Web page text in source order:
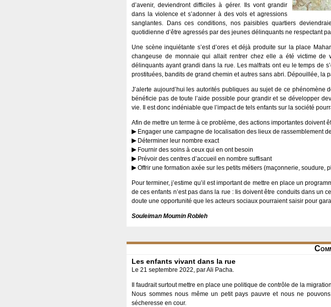
d’avenir, deviendront difficiles à gérer. Ils vont grandir
dans la violence et s’adonner à des vols et agressions
sanglantes. Dans ces conditions, nos paisibles quartiers
quotidienne d’être agressés par des jeunes délinquants ne respectant
Une scène inquiétante s’est d’ores et déjà produite sur la place
changeuse de monnaie qui allait rentrer chez elle a été victime
délinquants ayant grandi dans la rue. Les malfrats ont eu le temps de
prostituées, bandits de grand chemin et autres sans abri. Dépouillée, la
J’alerte aujourd’hui les autorités publiques au sujet de ce
bénéficie pas de toute l’aide possible pour grandir et se développer
vie. Il est donc indéniable que l’impact de tels enfants sur la société
Afin de mettre un terme à ce problème, des actions importantes doivent
Engager une campagne de localisation des lieux de rassemblement
Déterminer leur nombre exact
Fournir des soins à ceux qui en ont besoin
Prévoir des centres d’accueil en nombre suffisant
Offrir une formation axée sur les petits métiers (maçonnerie, soudure,
Pour terminer, j’estime qu’il est important de mettre en place un
de ces enfants n’est pas dans la rue : Iis doivent être conduits dans un
doute une opportunité que les acteurs sociaux pourraient saisir pour
Souleiman Moumin Robleh
Les enfants vivant dans la rue
Le 21 septembre 2022, par Ali Pacha.
Il faudrait surtout mettre en place une politique de contrôle de la
Nous sommes nous même un petit pays pauvre et nous ne
sécheresse en cour.